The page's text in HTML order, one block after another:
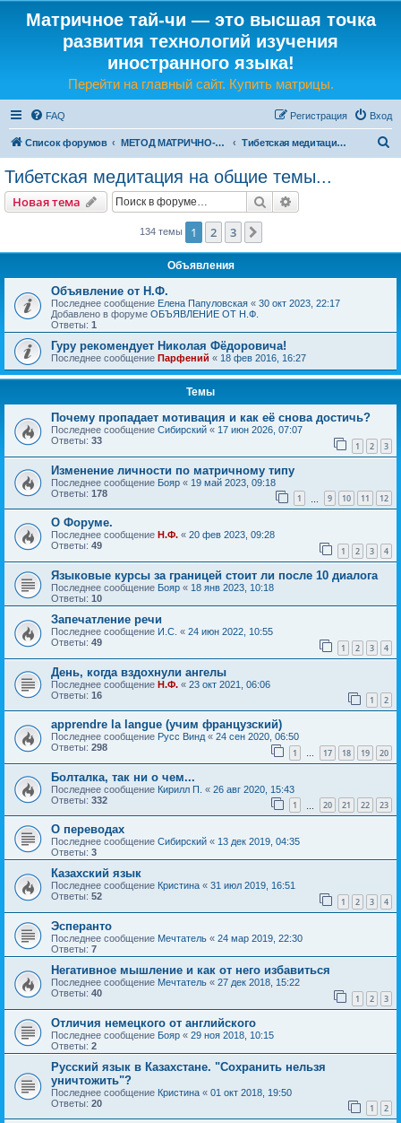
Матричное тай-чи — это высшая точка
развития технологий изучения
иностранного языка!
Перейти на главный сайт. Купить матрицы.
FAQ Вход
Регистрация
Список форумов МЕТОД МАТРИЧНО-ЯЗЫКОВОГО ТАЙ-ЧИ Тибетская медитация на общие темы...
Тибетская медитация на общие темы...
Новая тема Поиск
134 темы 1 2 3
Объявления
Объявление от Н.Ф.
Последнее сообщение Елена Папуловская « 30 окт 2023, 22:17
Добавлено в форуме ОБЪЯВЛЕНИЕ ОТ Н.Ф.
Ответы: 1
Гуру рекомендует Николая Фёдоровича!
Последнее сообщение Парфений « 18 фев 2016, 16:27
Темы
Почему пропадает мотивация и как её снова достичь?
Последнее сообщение Сибирский « 17 июн 2026, 07:07
Ответы: 33 1 2 3
Изменение личности по матричному типу
Последнее сообщение Бояр « 19 май 2023, 09:18
Ответы: 178 1 9 10 11 12
О Форуме.
Последнее сообщение Н.Ф. « 20 фев 2023, 09:28
Ответы: 49 1 2 3 4
Языковые курсы за границей стоит ли после 10 диалога
Последнее сообщение Бояр « 18 янв 2023, 10:18
Ответы: 10
Запечатление речи
Последнее сообщение И.С. « 24 июн 2022, 10:55
Ответы: 49 1 2 3 4
День, когда вздохнули ангелы
Последнее сообщение Н.Ф. « 23 окт 2021, 06:06
Ответы: 16 1 2
apprendre la langue (учим французский)
Последнее сообщение Русс Винд « 24 сен 2020, 06:50
Ответы: 298 1 … 17 18 19 20
Болталка, так ни о чем...
Последнее сообщение Кирилл П. « 26 авг 2020, 15:43
Ответы: 332 1 20 21 22 23
О переводах
Последнее сообщение Сибирский « 13 дек 2019, 04:35
Ответы: 3
Казахский язык
Последнее сообщение Кристина « 31 июл 2019, 16:51
Ответы: 52 1 2 3 4
Эсперанто
Последнее сообщение Мечтатель « 24 мар 2019, 22:30
Ответы: 7
Негативное мышление и как от него избавиться
Последнее сообщение Мечтатель « 27 дек 2018, 15:22
Ответы: 40 1 2 3
Отличия немецкого от английского
Последнее сообщение Бояр « 29 ноя 2018, 10:15
Ответы: 2
Русский язык в Казахстане. "Сохранить нельзя
уничтожить"?
Последнее сообщение Кристина « 01 окт 2018, 19:50
Ответы: 20 1 2